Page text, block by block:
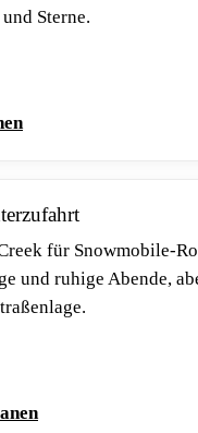
Sterne.
für Snowmobile-
und ruhige Abende,